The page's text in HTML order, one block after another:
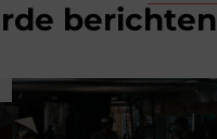
berichten